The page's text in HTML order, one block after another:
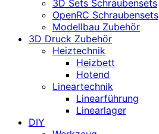
3D Sets Schraubensets
OpenRC Schraubensets
Modellbau Zubehör
3D Druck Zubehör
Heiztechnik
Heizbett
Hotend
Lineartechnik
Linearführung
Linearlager
DIY